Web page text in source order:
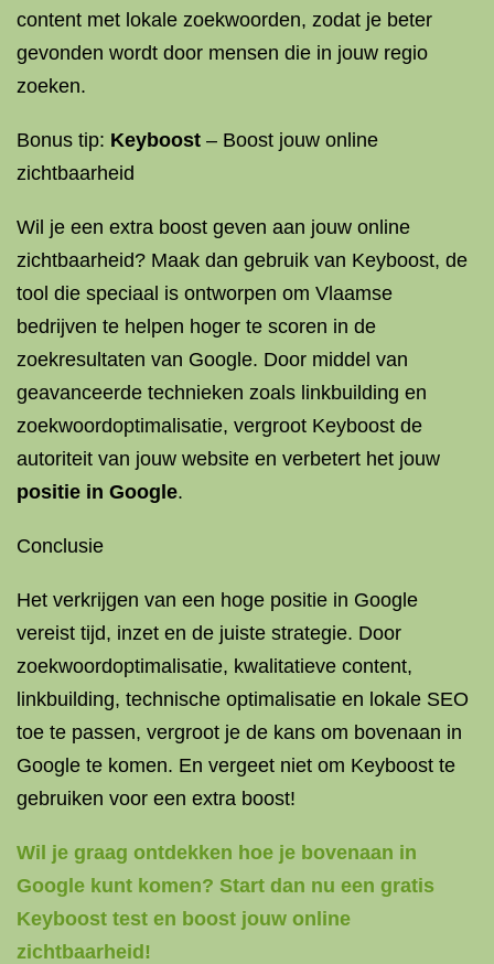
content met lokale zoekwoorden, zodat je beter
gevonden wordt door mensen die in jouw regio
zoeken.
Bonus tip: Keyboost – Boost jouw online
zichtbaarheid
Wil je een extra boost geven aan jouw online
zichtbaarheid? Maak dan gebruik van Keyboost, de
tool die speciaal is ontworpen om Vlaamse
bedrijven te helpen hoger te scoren in de
zoekresultaten van Google. Door middel van
geavanceerde technieken zoals linkbuilding en
zoekwoordoptimalisatie, vergroot Keyboost de
autoriteit van jouw website en verbetert het jouw
positie in Google.
Conclusie
Het verkrijgen van een hoge positie in Google
vereist tijd, inzet en de juiste strategie. Door
zoekwoordoptimalisatie, kwalitatieve content,
linkbuilding, technische optimalisatie en lokale SEO
toe te passen, vergroot je de kans om bovenaan in
Google te komen. En vergeet niet om Keyboost te
gebruiken voor een extra boost!
Wil je graag ontdekken hoe je bovenaan in
Google kunt komen? Start dan nu een gratis
Keyboost test en boost jouw online
zichtbaarheid!